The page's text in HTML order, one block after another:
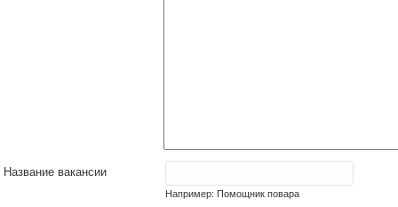
Название вакансии
Например: Помощник повара